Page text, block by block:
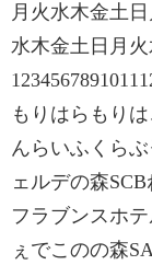
月火水木金土
水木金土日月火
もりはらもり
んらいふくら
ェルデの森
フラブンスホ
ぇでこのの森